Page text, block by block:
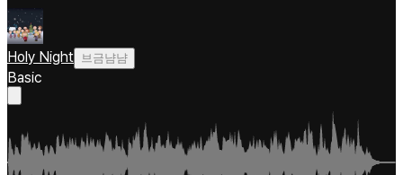
Holy Night 브금냠냠
Basic